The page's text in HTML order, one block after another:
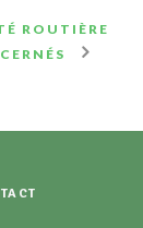
ROUTIÈRE